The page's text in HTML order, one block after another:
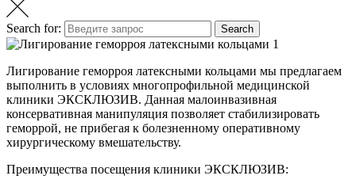
Search for: Search
Лигирование геморроя латексными кольцами мы предлагаем
выполнить в условиях многопрофильной медицинской
клиники ЭКСКЛЮЗИВ. Данная малоинвазивная
консервативная манипуляция позволяет стабилизировать
геморрой, не прибегая к болезненному оперативному
хирургическому вмешательству.
Преимущества посещения клиники ЭКСКЛЮЗИВ: